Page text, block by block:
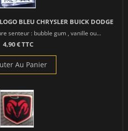
BLEU CHRYSLER BUICK DODGE
senteur : bubble gum , vanille ou...
4,90 € TTC
Au Panier